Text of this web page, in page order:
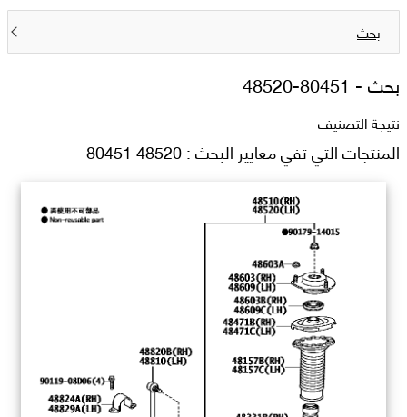
بحث
بحث - 48520-80451
نتيجة التصنيف
المنتجات التي تفي معايير البحث : 48520 80451